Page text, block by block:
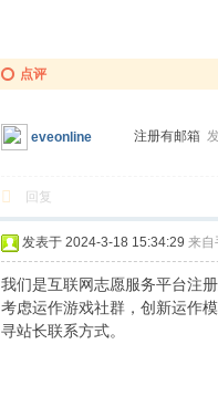
点评
eveonline 注册有邮箱
回复
发表于 2024-3-18 15:34:29 来自
我们是互联网志愿服务平台注
考虑运作游戏社群，创新运作
寻站长联系方式。